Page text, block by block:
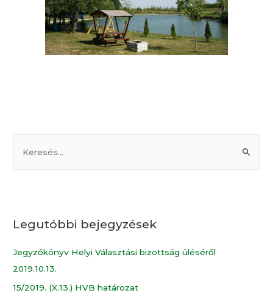
Legutóbbi bejegyzések
Jegyzőkönyv Helyi Választási bizottság üléséről
2019.10.13.
15/2019. (X.13.) HVB határozat